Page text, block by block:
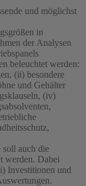
und möglichst
in
der Analysen
beleuchtet werden:
(ii) besondere
und Gehälter
(iv)
soll auch die
werden. Dabei
Investitionen und